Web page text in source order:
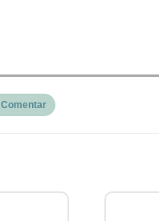
Comentar